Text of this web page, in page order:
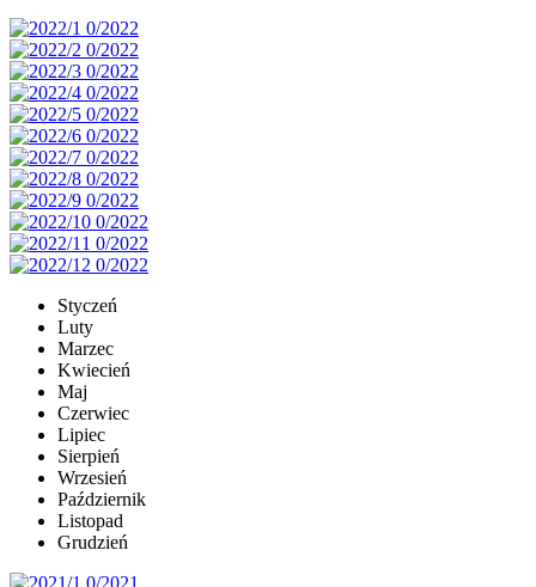
Styczeń
Luty
Marzec
Kwiecień
Maj
Czerwiec
Lipiec
Sierpień
Wrzesień
Październik
Listopad
Grudzień